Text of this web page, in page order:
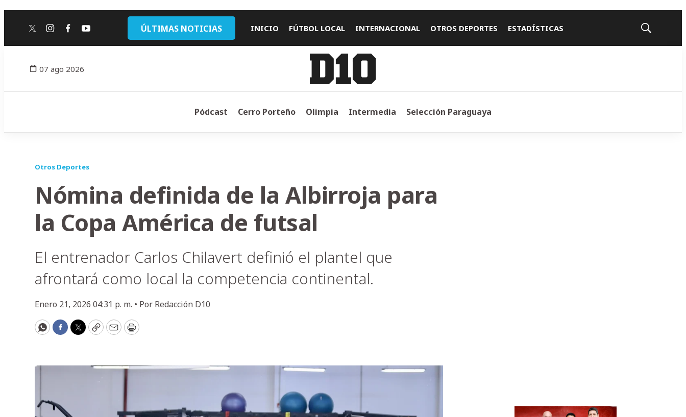
twitterinstagram
facebook
youtube ÚLTIMAS NOTICIAS INICIO FÚTBOL LOCAL INTERNACIONAL OTROS DEPORTES ESTADÍSTICAS
Mostrar
07 ago 2026
Pódcast Cerro Porteño Olimpia Intermedia Selección Paraguaya
Otros Deportes
Nómina definida de la Albirroja para
la Copa América de futsal
El entrenador Carlos Chilavert definió el plantel que
afrontará como local la competencia continental.
Enero 21, 2026 04:31 p. m. • Por Redacción D10
WhatsApp
Facebook
Twitter
CopyEmailPrint